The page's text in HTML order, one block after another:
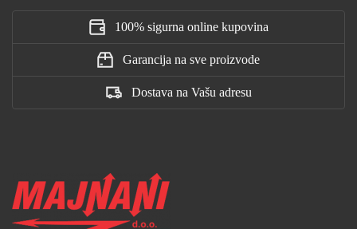
100% sigurna online kupovina
Garancija na sve proizvode
Dostava na Vašu adresu